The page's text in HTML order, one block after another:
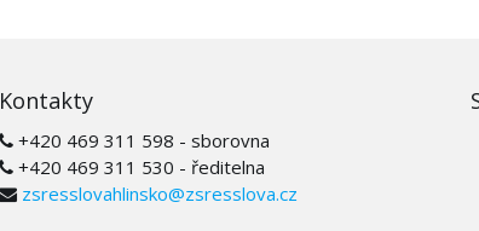
Kontakty
+420 469 311 598 - sborovna
+420 469 311 530 - ředitelna
zsresslovahlinsko@zsresslova.cz